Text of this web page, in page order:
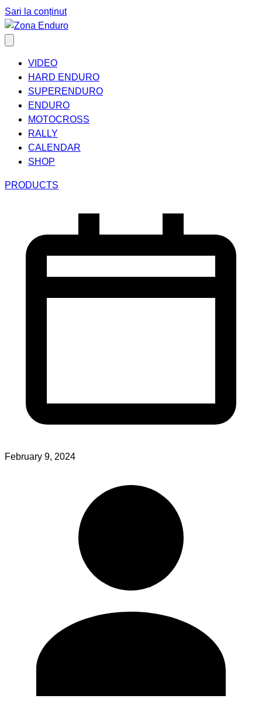
Sari la conținut
VIDEO
HARD ENDURO
SUPERENDURO
ENDURO
MOTOCROSS
RALLY
CALENDAR
SHOP
PRODUCTS
February 9, 2024